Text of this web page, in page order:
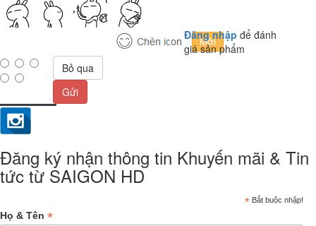
Đăng nhập để đánh
giá sản phẩm
Bỏ qua
Gửi
Đăng ký nhận thông tin Khuyến mãi & Tin
tức từ SAIGON HD
* Bắt buộc nhập!
Họ & Tên *